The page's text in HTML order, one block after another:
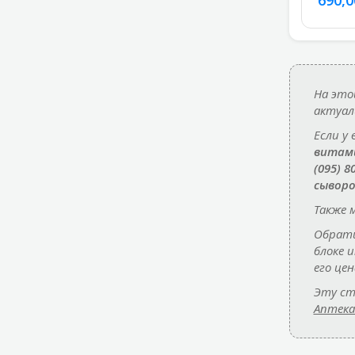
На
Если у
(095)
Также
блоке
его
Эту